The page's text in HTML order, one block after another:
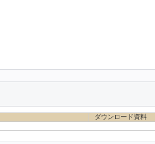
ダウンロード資料